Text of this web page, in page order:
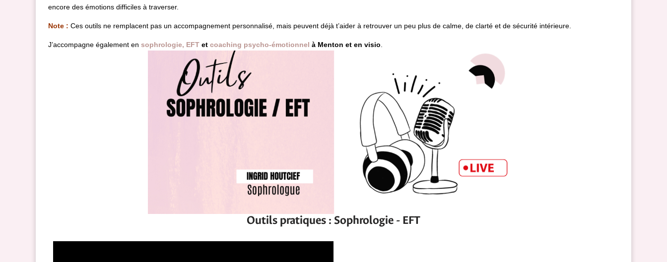
encore des émotions difficiles à traverser.
Note : Ces outils ne remplacent pas un accompagnement personnalisé, mais peuvent déjà t’aider à retrouver un peu plus de calme, de clarté et de sécurité intérieure.
J’accompagne également en sophrologie, EFT et coaching psycho-émotionnel à Menton et en visio
Outils pratiques : Sophrologie - EFT